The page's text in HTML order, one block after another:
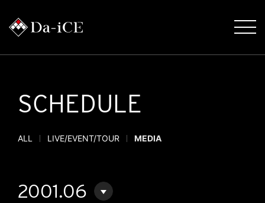
SCHEDULE
ALL LIVE/EVENT/TOUR MEDIA
2001.06